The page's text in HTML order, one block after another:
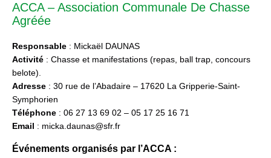
ACCA – Association Communale De Chasse
Agréée
Responsable : Mickaël DAUNAS
Activité : Chasse et manifestations (repas, ball trap, concours
belote).
Adresse : 30 rue de l’Abadaire – 17620 La Gripperie-Saint-
Symphorien
Téléphone : 06 27 13 69 02 – 05 17 25 16 71
Email : micka.daunas@sfr.fr
Événements organisés par l’ACCA :